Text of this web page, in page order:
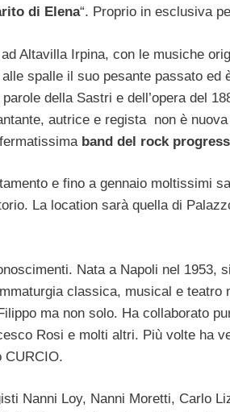
di Elena“. Proprio in esclusiva
Altavilla Irpina, con le musiche
spalle il suo pesante passato
della Sastri e dell’opera del
autrice e regista non è
band del rock
e fino a gennaio moltissimi
La location sarà quella di
Nata a Napoli nel 1953,
classica, musical e teatro
ma non solo. Ha collaborato
Rosi e molti altri. Più volte ha
CURCIO.
Nanni Loy, Nanni Moretti, Carlo